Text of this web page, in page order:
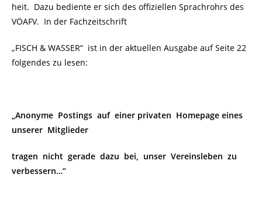
heit. Dazu bediente er sich des offiziellen Sprachrohrs des
VÖAFV. In der Fachzeitschrift
„FISCH & WASSER“ ist in der aktuellen Ausgabe auf Seite 22
folgendes zu lesen:
„Anonyme Postings auf einer privaten Homepage eines
unserer Mitglieder
tragen nicht gerade dazu bei, unser Vereinsleben zu
verbessern…“